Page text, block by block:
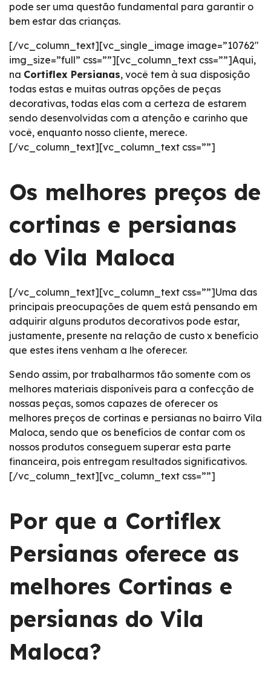
pode ser uma questão fundamental para garantir o
bem estar das crianças.
[/vc_column_text][vc_single_image image=”10762″
img_size=”full” css=””][vc_column_text css=””]Aqui,
na Cortiflex Persianas, você tem à sua disposição
todas estas e muitas outras opções de peças
decorativas, todas elas com a certeza de estarem
sendo desenvolvidas com a atenção e carinho que
você, enquanto nosso cliente, merece.
[/vc_column_text][vc_column_text css=””]
Os melhores preços de
cortinas e persianas
do Vila Maloca
[/vc_column_text][vc_column_text css=””]Uma das
principais preocupações de quem está pensando em
adquirir alguns produtos decorativos pode estar,
justamente, presente na relação de custo x benefício
que estes itens venham a lhe oferecer.
Sendo assim, por trabalharmos tão somente com os
melhores materiais disponíveis para a confecção de
nossas peças, somos capazes de oferecer os
melhores preços de cortinas e persianas no bairro Vila
Maloca, sendo que os benefícios de contar com os
nossos produtos conseguem superar esta parte
financeira, pois entregam resultados significativos.
[/vc_column_text][vc_column_text css=””]
Por que a Cortiflex
Persianas oferece as
melhores Cortinas e
persianas do Vila
Maloca?